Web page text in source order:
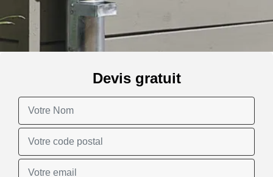
Devis gratuit